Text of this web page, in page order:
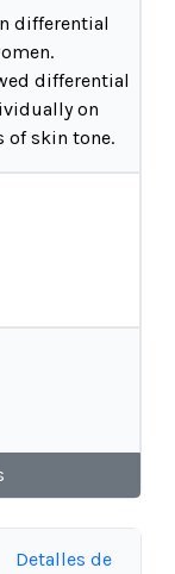
differential
differential
on
of skin tone.
Detalles de